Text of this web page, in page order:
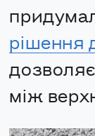
рішення
між